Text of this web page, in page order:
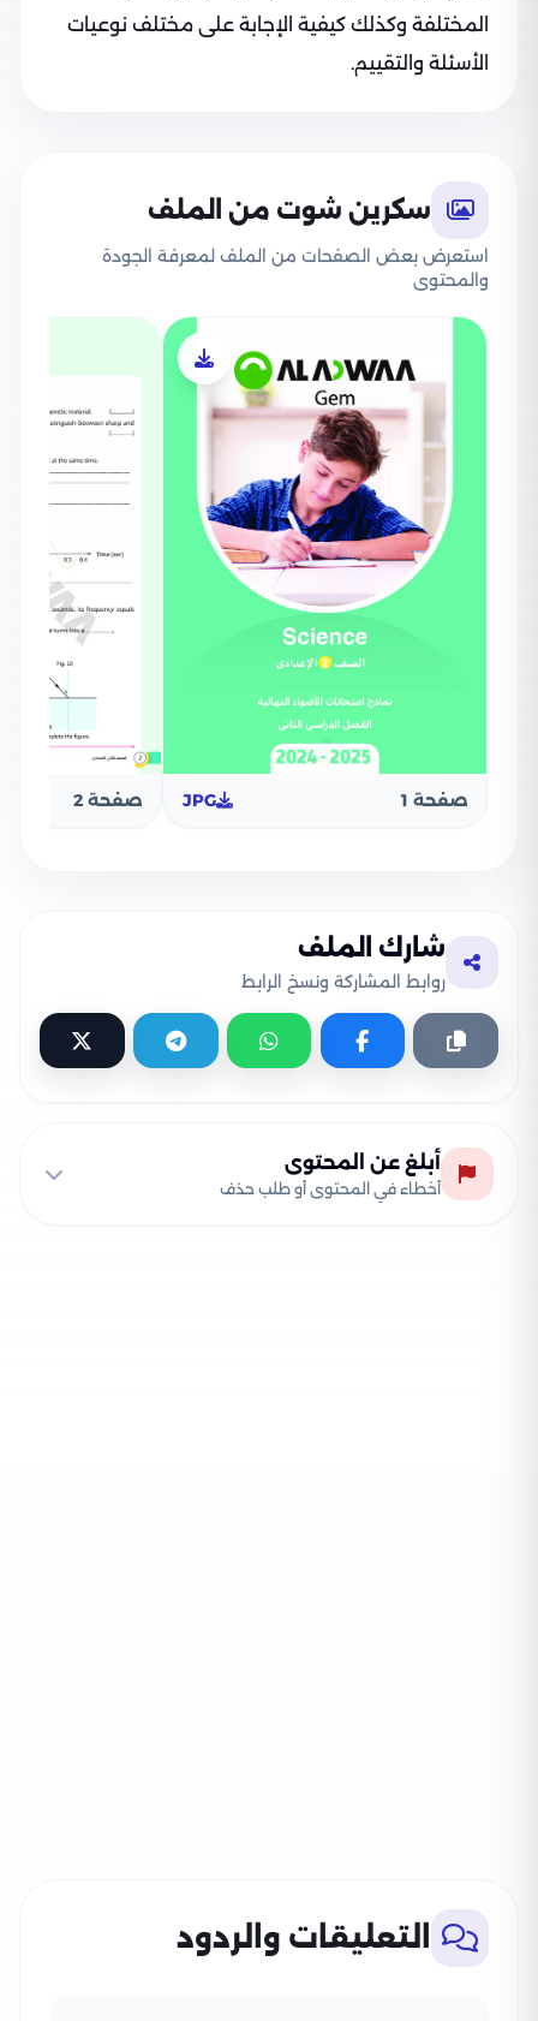
المختلفة وكذلك كيفية الإجابة على مختلف نوعيات
الأسئلة والتقييم.
سكرين شوت من الملف
استعرض بعض الصفحات من الملف لمعرفة الجودة
والمحتوى
صفحة 1 JPG صفحة 2
شارك الملف
روابط المشاركة ونسخ الرابط
أبلغ عن المحتوى
أخطاء في المحتوى أو طلب حذف
التعليقات والردود